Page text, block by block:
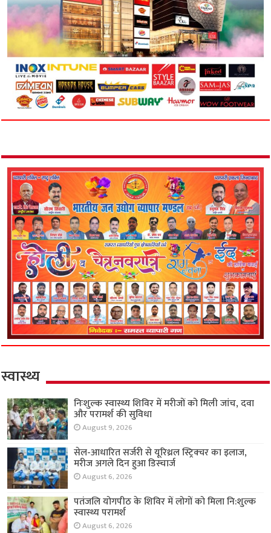
स्वास्थ्य
निःशुल्क स्वास्थ्य शिविर में मरीजों को मिली जांच, दवा
और परामर्श की सुविधा
August 9, 2026
सेल-आधारित सर्जरी से यूरिथ्रल स्ट्रिक्चर का इलाज,
मरीज अगले दिन हुआ डिस्चार्ज
August 6, 2026
पतंजलि योगपीठ के शिविर में लोगों को मिला नि:शुल्क
स्वास्थ्य परामर्श
August 6, 2026